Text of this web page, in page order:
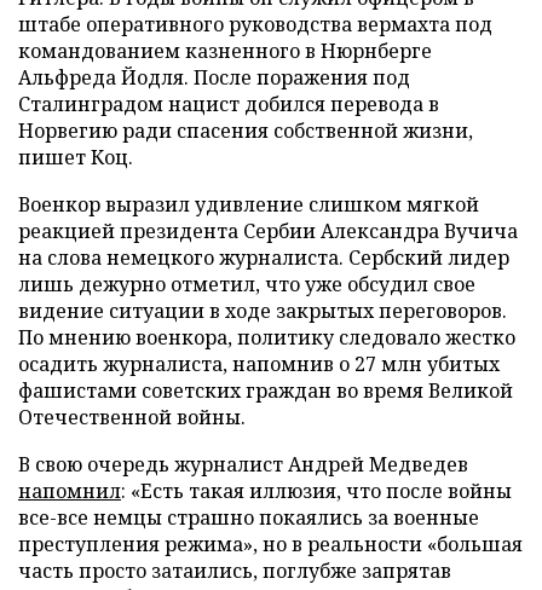
штабе оперативного руководства вермахта под
командованием казненного в Нюрнберге
Альфреда Йодля. После поражения под
Сталинградом нацист добился перевода в
Норвегию ради спасения собственной жизни,
пишет Коц.
Военкор выразил удивление слишком мягкой
реакцией президента Сербии Александра Вучича
на слова немецкого журналиста. Сербский лидер
лишь дежурно отметил, что уже обсудил свое
видение ситуации в ходе закрытых переговоров.
По мнению военкора, политику следовало жестко
осадить журналиста, напомнив о 27 млн убитых
фашистами советских граждан во время Великой
Отечественной войны.
В свою очередь журналист Андрей Медведев
напомнил: «Есть такая иллюзия, что после войны
все-все немцы страшно покаялись за военные
преступления режима», но в реальности «большая
часть просто затаились, поглубже запрятав